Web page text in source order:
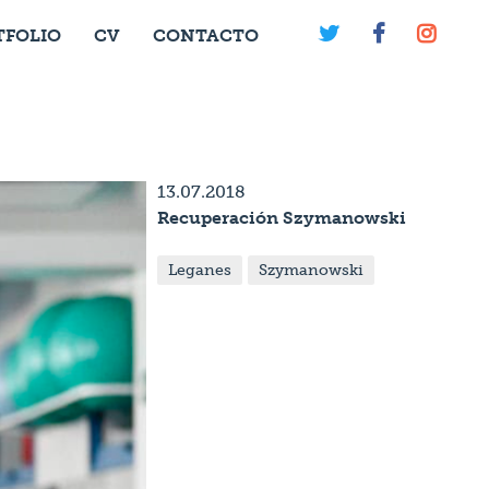
CV CONTACTO   
13.07.2018
Recuperación Szymanowski
Leganes Szymanowski